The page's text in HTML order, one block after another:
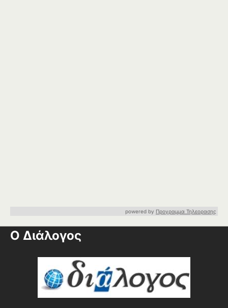
powered by Προγραμμα Τηλεορασης
Ο Διάλογος